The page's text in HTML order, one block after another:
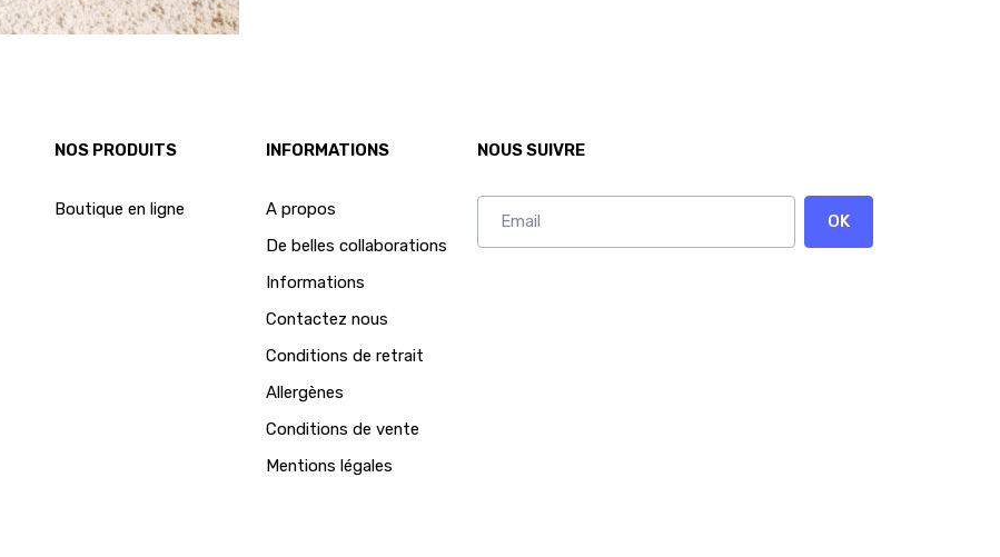
NOS PRODUITS
Boutique en ligne
INFORMATIONS
A propos
De belles collaborations
Informations
Contactez nous
Conditions de retrait
Allergènes
Conditions de vente
Mentions légales
NOUS SUIVRE
OK